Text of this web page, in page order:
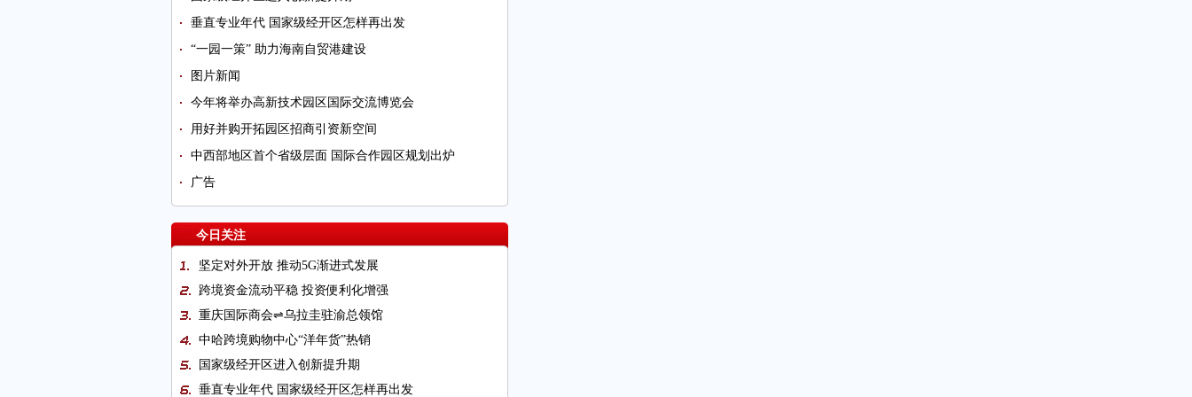
垂直专业年代 国家级经开区怎样再出发
“一园一策” 助力海南自贸港建设
图片新闻
今年将举办高新技术园区国际交流博览会
用好并购开拓园区招商引资新空间
中西部地区首个省级层面 国际合作园区规划出炉
广告
今日关注
坚定对外开放 推动5G渐进式发展
跨境资金流动平稳 投资便利化增强
重庆国际商会⇌乌拉圭驻渝总领馆
中哈跨境购物中心“洋年货”热销
国家级经开区进入创新提升期
垂直专业年代 国家级经开区怎样再出发